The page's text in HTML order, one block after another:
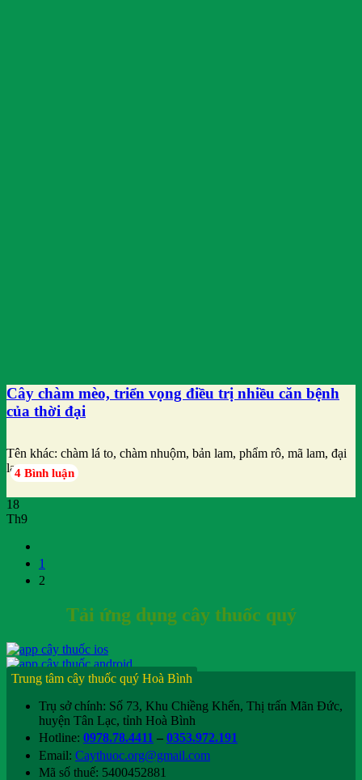
Cây chàm mèo, triển vọng điều trị nhiều căn bệnh
của thời đại
Tên khác: chàm lá to, chàm nhuộm, bản lam, phẩm rô, mã lam, đại
lam,
4 Bình luận
18
Th9
1
2
Tải ứng dụng cây thuốc quý
Trung tâm cây thuốc quý Hoà Bình
Trụ sở chính: Số 73, Khu Chiềng Khến, Thị trấn Mãn Đức,
huyện Tân Lạc, tỉnh Hoà Bình
Hotline: 0978.78.4411 – 0353.972.191
Email: Caythuoc.org@gmail.com
Mã số thuế: 5400452881